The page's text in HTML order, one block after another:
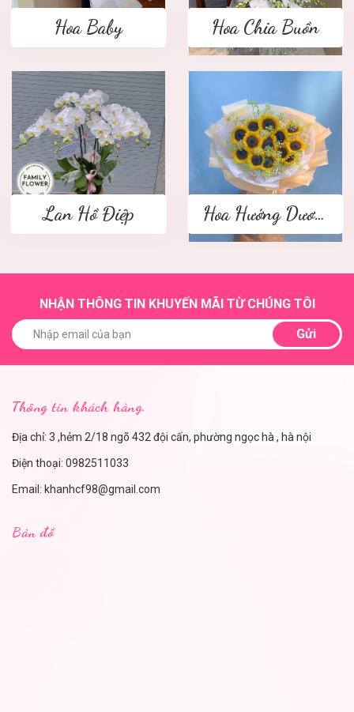
Hoa Baby Hoa Chia Buồn
Lan Hồ Điệp Hoa Hướng Dương
NHẬN THÔNG TIN KHUYẾN MÃI TỪ CHÚNG TÔI
Gửi
Thông tin khách hàng.
Địa chỉ: 3 ,hẻm 2/18 ngõ 432 đội cấn, phường ngọc hà , hà nội
Điện thoại: 0982511033
Email: khanhcf98@gmail.com
Bản đồ